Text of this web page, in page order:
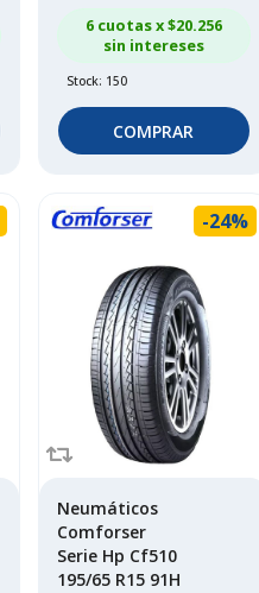
6 cuotas x $20.256
sin intereses
Stock: 150
COMPRAR
-24%
Neumáticos
Comforser
Serie Hp Cf510
195/65 R15 91H